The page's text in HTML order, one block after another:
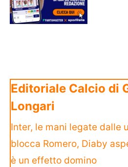
Editoriale Calcio di
Longari
Inter, le mani legate dalle
blocca Romero, Diaby
è un effetto domino